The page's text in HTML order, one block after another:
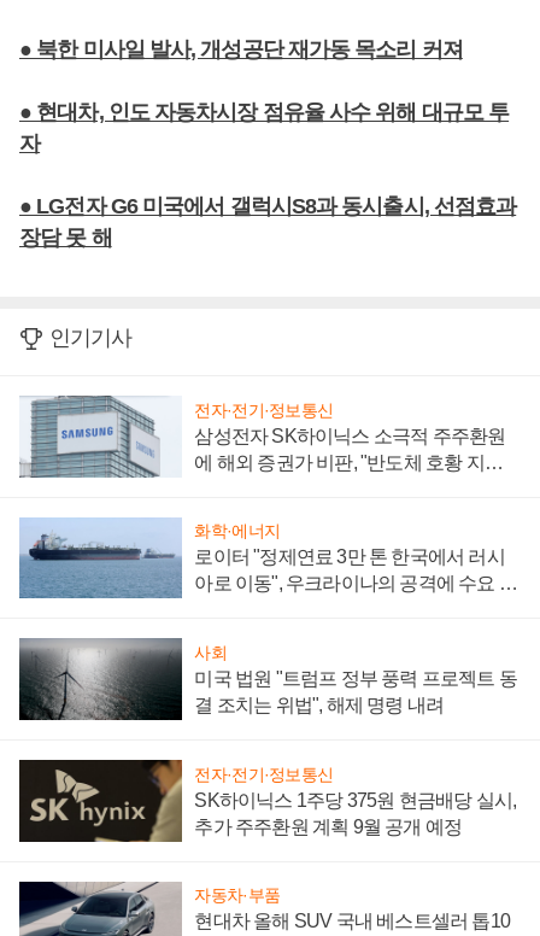
● 북한 미사일 발사, 개성공단 재가동 목소리 커져
● 현대차, 인도 자동차시장 점유율 사수 위해 대규모 투
자
● LG전자 G6 미국에서 갤럭시S8과 동시출시, 선점효과
장담 못 해
인기기사
전자·전기·정보통신
삼성전자 SK하이닉스 소극적 주주환원
에 해외 증권가 비판, "반도체 호황 지속
화학·에너지
로이터 "정제연료 3만 톤 한국에서 러시
아로 이동", 우크라이나의 공격에 수요 늘
사회
미국 법원 "트럼프 정부 풍력 프로젝트 동
결 조치는 위법", 해제 명령 내려
전자·전기·정보통신
SK하이닉스 1주당 375원 현금배당 실시,
추가 주주환원 계획 9월 공개 예정
자동차·부품
현대차 올해 SUV 국내 베스트셀러 톱10